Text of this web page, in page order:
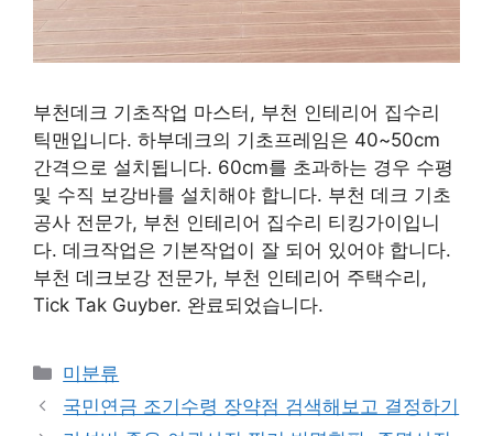
부천데크 기초작업 마스터, 부천 인테리어 집수리
틱맨입니다. 하부데크의 기초프레임은 40~50cm
간격으로 설치됩니다. 60cm를 초과하는 경우 수평
및 수직 보강바를 설치해야 합니다. 부천 데크 기초
공사 전문가, 부천 인테리어 집수리 티킹가이입니
다. 데크작업은 기본작업이 잘 되어 있어야 합니다.
부천 데크보강 전문가, 부천 인테리어 주택수리,
Tick Tak Guyber. 완료되었습니다.
Categories
미분류
국민연금 조기수령 장약점 검색해보고 결정하기